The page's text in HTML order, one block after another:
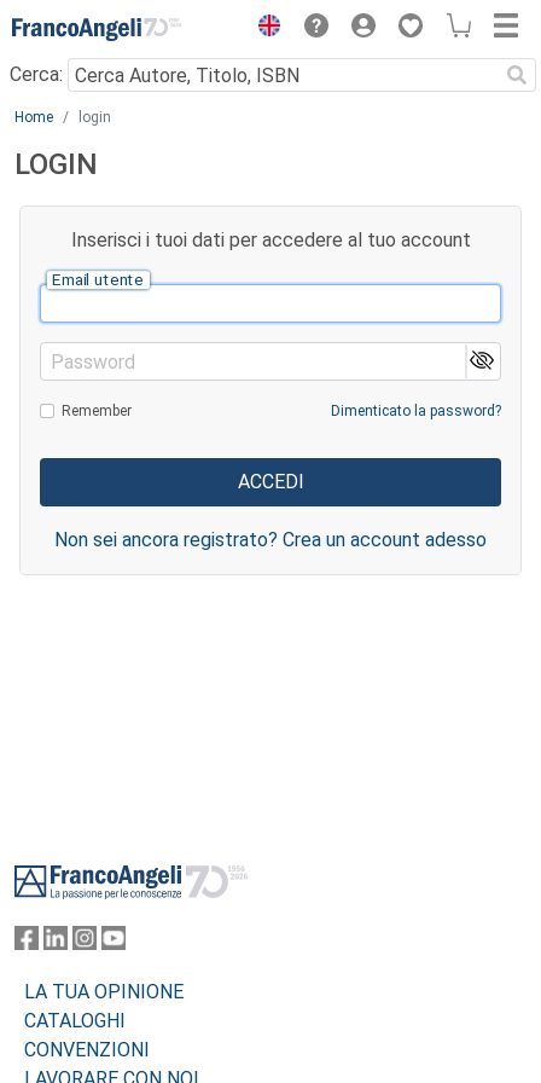
Menu
Cerca:
Main content
Home login
LOGIN
Inserisci i tuoi dati per accedere al tuo account
Email utente
Password
Remember Dimenticato la password?
Non sei ancora registrato? Crea un account adesso
LA TUA OPINIONE
CATALOGHI
CONVENZIONI